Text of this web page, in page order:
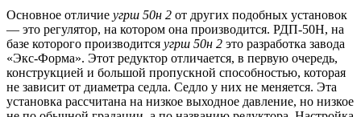
Основное отличие угрш 50н 2 от других подобных установок
— это регулятор, на котором она производится. РДП-50Н, на
базе которого производится угрш 50н 2 это разработка завода
«Экс-Форма». Этот редуктор отличается, в первую очередь,
конструкцией и большой пропускной способностью, которая
не зависит от диаметра седла. Седло у них не меняется. Эта
установка рассчитана на низкое выходное давление, но низкое